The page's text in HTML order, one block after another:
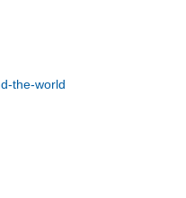
the-world